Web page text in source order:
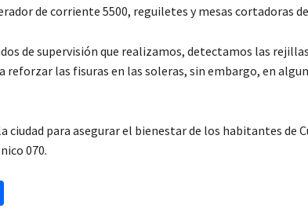
de corriente 5500, reguiletes y mesas cortadoras
de supervisión que realizamos, detectamos las
las fisuras en las soleras, sin embargo, en
para asegurar el bienestar de los habitantes de
070.